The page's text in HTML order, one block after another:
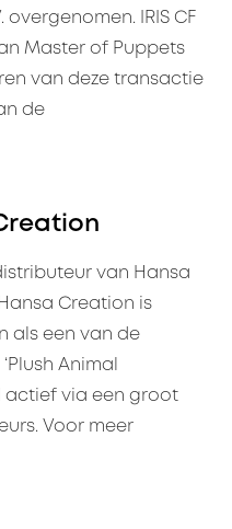
overgenomen. IRIS CF
Master of Puppets
van deze transactie
de
van Hansa
Creation is
als een van de
Animal
actief via een groot
Voor meer